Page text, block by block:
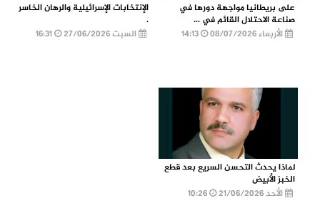
على بريطانيا مواجهة دورها في
صناعة الاحتلال القائم في ...
الأربعاء 08/07/2026
الإنتخابات الإسرائيلية والرهان الخاسر
.
السبت 27/06/2026
16:31
لماذا يحدث التحسن السريع بعد قطع
الخبز الأبيض
الأحد 21/06/2026